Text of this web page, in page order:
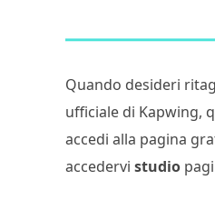
Quando desideri
ufficiale di Kapwing,
accedi alla pagina
accedervi studio